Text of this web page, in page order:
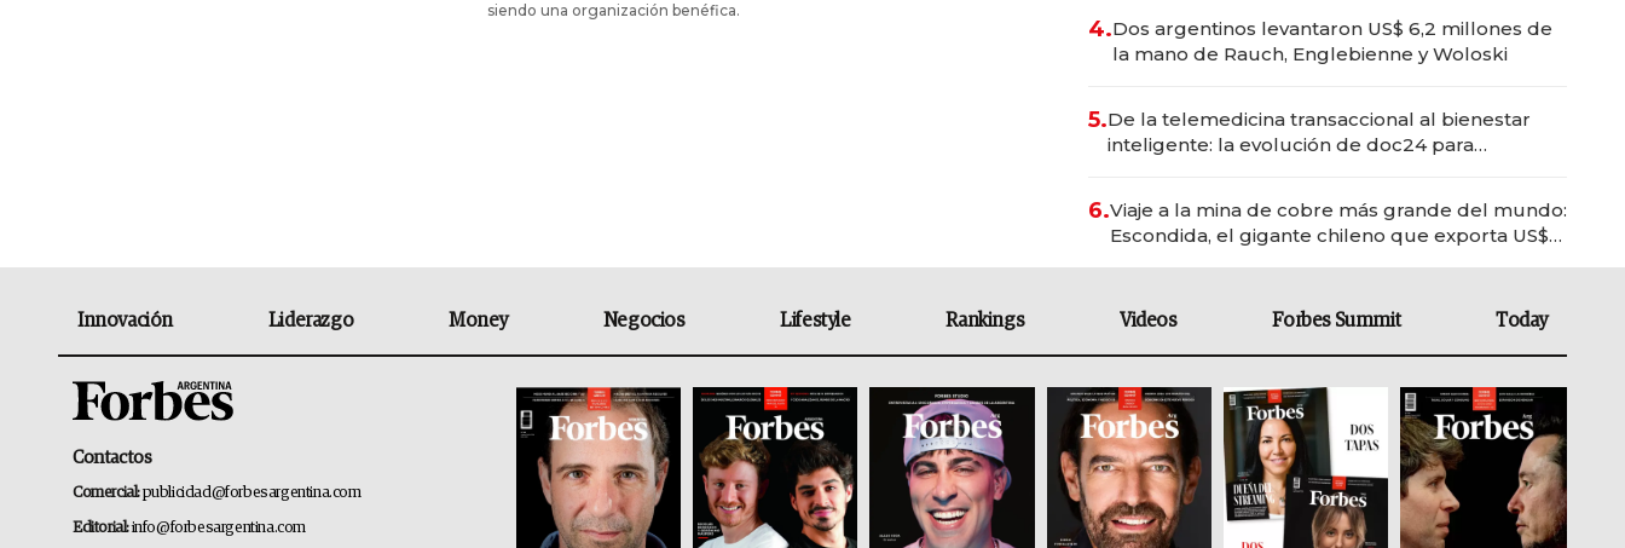
siendo una organización benéfica.
4.Dos argentinos levantaron US$ 6,2 millones de
la mano de Rauch, Englebienne y Woloski
5.De la telemedicina transaccional al bienestar
inteligente: la evolución de doc24 para
6.Viaje a la mina de cobre más grande del mundo:
Escondida, el gigante chileno que exporta US$
Innovación Liderazgo Money Negocios Lifestyle Rankings Videos Forbes Summit Today
Contactos
Comercial:publicidad@forbesargentina.com
Editorial:info@forbesargentina.com